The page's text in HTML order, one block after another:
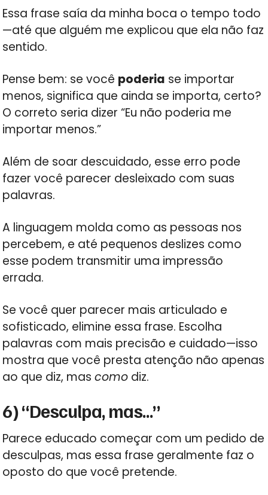
Essa frase saía da minha boca o tempo todo
—até que alguém me explicou que ela não faz
sentido.
Pense bem: se você poderia se importar
menos, significa que ainda se importa, certo?
O correto seria dizer “Eu não poderia me
importar menos.”
Além de soar descuidado, esse erro pode
fazer você parecer desleixado com suas
palavras.
A linguagem molda como as pessoas nos
percebem, e até pequenos deslizes como
esse podem transmitir uma impressão
errada.
Se você quer parecer mais articulado e
sofisticado, elimine essa frase. Escolha
palavras com mais precisão e cuidado—isso
mostra que você presta atenção não apenas
ao que diz, mascomo diz.
6) “Desculpa, mas…”
Parece educado começar com um pedido de
desculpas, mas essa frase geralmente faz o
oposto do que você pretende.